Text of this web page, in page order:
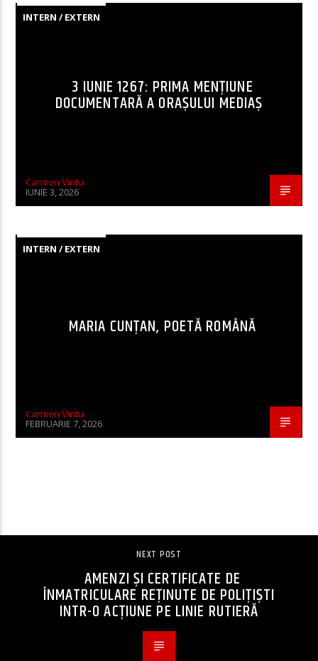
INTERN / EXTERN
3 IUNIE 1267: PRIMA MENȚIUNE
DOCUMENTARĂ A ORAȘULUI MEDIAȘ
Carmen Vintu
IUNIE 3, 2026
INTERN / EXTERN
MARIA CUNȚAN, POETĂ ROMÂNĂ
Carmen Vintu
FEBRUARIE 7, 2026
NEXT POST
AMENZI ȘI CERTIFICATE DE
ÎNMATRICULARE REȚINUTE DE POLIȚIȘTI
INTR-O ACȚIUNE PE LINIE RUTIERĂ